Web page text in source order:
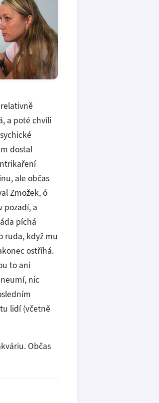
a poté chvíli
dostal
ale občas
Zmožek, ó
pozadí, a
píchá
ruda, když mu
ostříhá.
to ani
nic
lidí (včetně
Občas